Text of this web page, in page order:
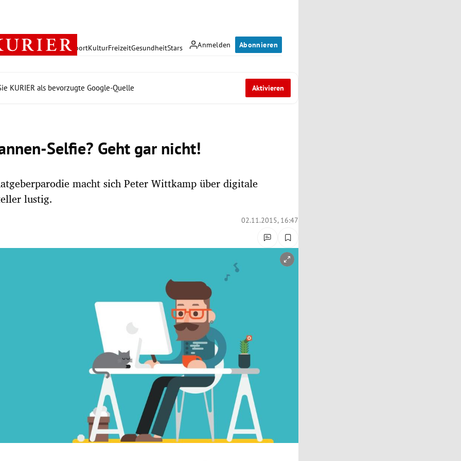
Anmelden Abonnieren
PolitikWirtschaft SportKulturFreizeitGesundheitStars
KURIER als bevorzugte Google-Quelle Aktivieren
Selfie? Geht gar nicht!
macht sich Peter Wittkamp über digitale
lustig.
02.11.2015, 16:47
öffnen/schließen